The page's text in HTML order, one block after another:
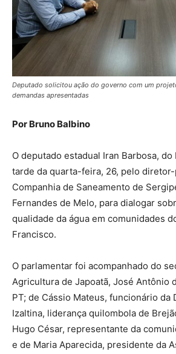
Deputado solicitou ação do governo com um
demandas apresentadas
Por Bruno Balbino
O deputado estadual Iran Barbosa,
tarde da quarta-feira, 26, pelo
Companhia de Saneamento de
Fernandes de Melo, para dialogar
qualidade da água em comunidades
Francisco.
O parlamentar foi acompanhado do
Agricultura de Japoatã, José Antônio
PT; de Cássio Mateus, funcionário da
Izaltina, liderança quilombola de
Hugo César, representante da
e de Maria Aparecida, presidente da